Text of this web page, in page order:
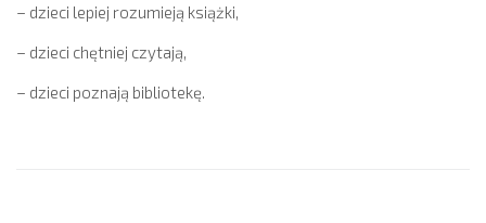
– dzieci lepiej rozumieją książki,
– dzieci chętniej czytają,
– dzieci poznają bibliotekę.